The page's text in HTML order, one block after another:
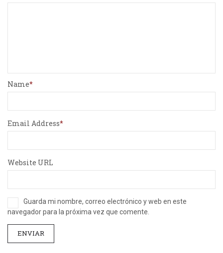
Name
Email Address
Website URL
Guarda mi nombre, correo electrónico y web en este
navegador para la próxima vez que comente.